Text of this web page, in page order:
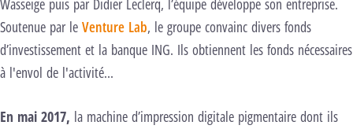
Wasseige puis par Didier Leclerq, l’équipe développe son entreprise.
Soutenue par le Venture Lab, le groupe convainc divers fonds
d’investissement et la banque ING. Ils obtiennent les fonds nécessaires
à l'envol de l'activité...
En mai 2017, la machine d’impression digitale pigmentaire dont ils